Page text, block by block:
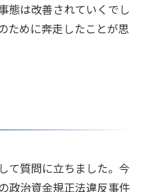
態は改善されていくでし
ために奔走したことが思
て質問に立ちました。今
政治資金規正法違反事件